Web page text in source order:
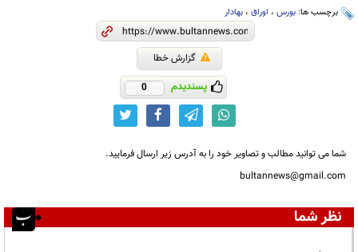
برچسب ها: بورس ، اوراق ، بهادار
گزارش خطا
پسندیدم 0
شما می توانید مطالب و تصاویر خود را به آدرس زیر ارسال فرمایید.
bultannews@gmail.com
نظر شما